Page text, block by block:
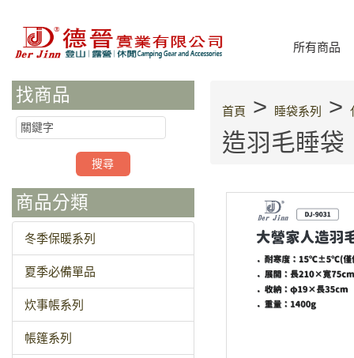
所有商品
找商品
商品分類
冬季保暖系列
夏季必備單品
炊事帳系列
帳篷系列
首頁 > 睡袋系列 >
造羽毛睡袋